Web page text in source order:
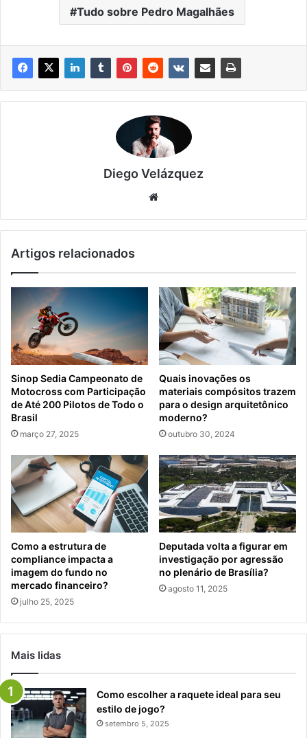
Tudo sobre Pedro Magalhães
Diego Velázquez
Artigos relacionados
Sinop Sedia Campeonato de
Motocross com Participação
de Até 200 Pilotos de Todo o
Brasil
março 27, 2025
Quais inovações os
materiais compósitos trazem
para o design arquitetônico
moderno?
outubro 30, 2024
Como a estrutura de
compliance impacta a
imagem do fundo no
mercado financeiro?
julho 25, 2025
Deputada volta a figurar em
investigação por agressão
no plenário de Brasília?
agosto 11, 2025
Mais lidas
Como escolher a raquete ideal para seu
estilo de jogo?
setembro 5, 2025